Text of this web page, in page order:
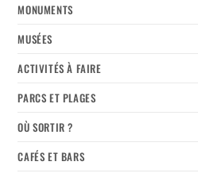
MONUMENTS
MUSÉES
ACTIVITÉS À FAIRE
PARCS ET PLAGES
OÙ SORTIR ?
CAFÉS ET BARS